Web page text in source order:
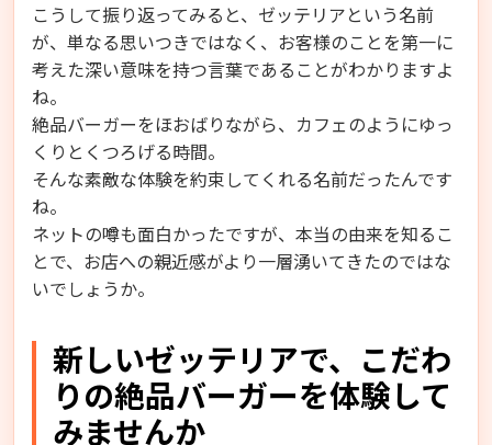
こうして振り返ってみると、ゼッテリアという名前
が、単なる思いつきではなく、お客様のことを第一に
考えた深い意味を持つ言葉であることがわかりますよ
ね。
絶品バーガーをほおばりながら、カフェのようにゆっ
くりとくつろげる時間。
そんな素敵な体験を約束してくれる名前だったんです
ね。
ネットの噂も面白かったですが、本当の由来を知るこ
とで、お店への親近感がより一層湧いてきたのではな
いでしょうか。
新しいゼッテリアで、こだわ
りの絶品バーガーを体験して
みませんか